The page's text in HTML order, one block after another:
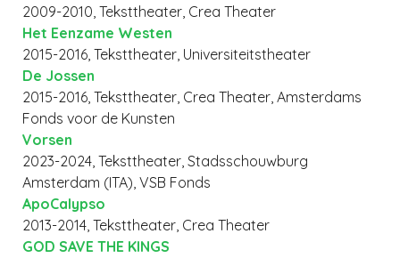
2009-2010, Teksttheater, Crea Theater
Het Eenzame Westen
2015-2016, Teksttheater, Universiteitstheater
De Jossen
2015-2016, Teksttheater, Crea Theater, Amsterdams
Fonds voor de Kunsten
Vorsen
2023-2024, Teksttheater, Stadsschouwburg
Amsterdam (ITA), VSB Fonds
ApoCalypso
2013-2014, Teksttheater, Crea Theater
GOD SAVE THE KINGS